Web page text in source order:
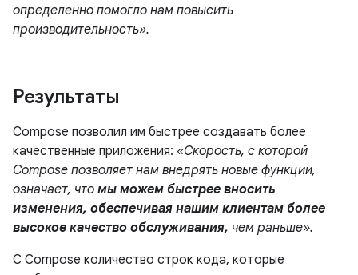
определенно помогло нам повысить
производительность».
Результаты
Compose позволил им быстрее создавать более
качественные приложения: «Скорость, с которой
Compose позволяет нам внедрять новые функции,
означает, что мы можем быстрее вносить
изменения, обеспечивая нашим клиентам более
высокое качество обслуживания, чем раньше».
С Compose количество строк кода, которые